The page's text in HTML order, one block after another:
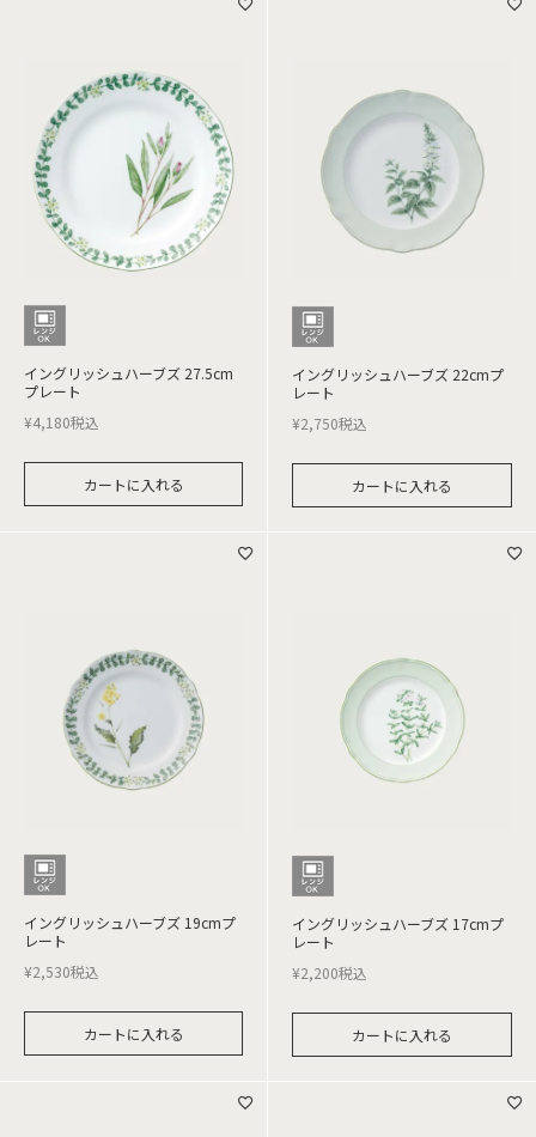
イングリッシュハーブズ 27.5cm
プレート
¥4,180税込
カートに入れる
イングリッシュハーブズ 22cmプ
レート
¥2,750税込
カートに入れる
イングリッシュハーブズ 19cmプ
レート
¥2,530税込
カートに入れる
イングリッシュハーブズ 17cmプ
レート
¥2,200税込
カートに入れる